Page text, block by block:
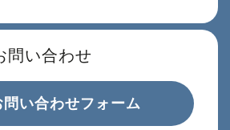
問い合わせ
問い合わせフォーム